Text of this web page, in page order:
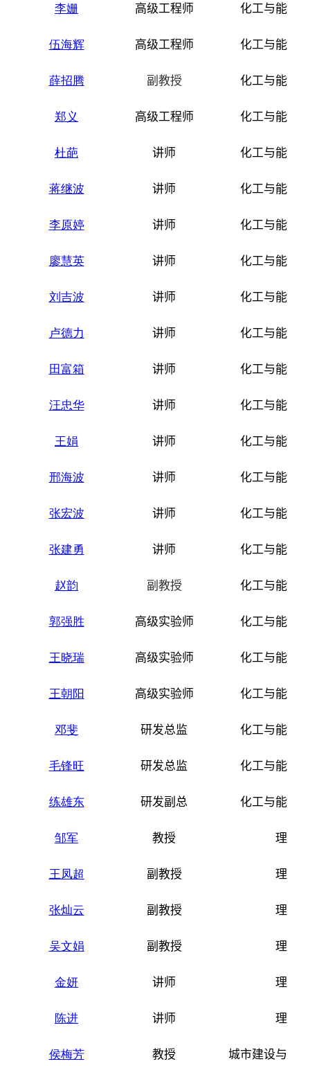
李姗 高级工程师 化工与能源
伍海辉 高级工程师 化工与能源
薛招腾 副教授 化工与能源
郑义 高级工程师 化工与能源
杜葩 讲师 化工与能源
蒋继波 讲师 化工与能源
李原婷 讲师 化工与能源
廖慧英 讲师 化工与能源
刘吉波 讲师 化工与能源
卢德力 讲师 化工与能源
田富箱 讲师 化工与能源
汪忠华 讲师 化工与能源
王娟 讲师 化工与能源
邢海波 讲师 化工与能源
张宏波 讲师 化工与能源
张建勇 讲师 化工与能源
赵韵 副教授 化工与能源
郭强胜 高级实验师 化工与能源
王晓瑞 高级实验师 化工与能源
王朝阳 高级实验师 化工与能源
邓斐 研发总监 化工与能源
毛锋旺 研发总监 化工与能源
练雄东 研发副总 化工与能源
邹军 教授 理学院
王凤超 副教授 理学院
张灿云 副教授 理学院
吴文娟 副教授 理学院
金妍 讲师 理学院
陈进 讲师 理学院
侯梅芳 教授 城市建设与生